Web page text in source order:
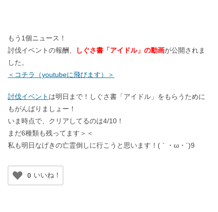
もう1個ニュース！
討伐イベントの報酬、
しぐさ書「アイドル」の動画が公開されま
した。
＜コチラ（youtubeに飛びます）＞
討伐イベント は明日まで！しぐさ書「アイドル」をもらうために
もがんばりましょー！
いま時点で、クリアしてるのは4/10！
まだ6種類も残ってます＞＜
私も明日なげきの亡霊倒しに行こうと思います！(｀・ω・´)9
0